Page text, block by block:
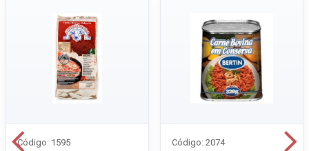
Código: 1595 Código: 2074